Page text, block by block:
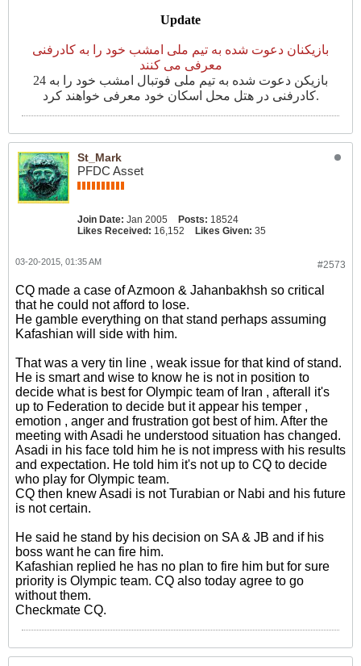
Update
بازیکنان دعوت شده به تیم ملی امشب خود را به کادرفنی
معرفی می کنند
24 بازیکن دعوت شده به تیم ملی فوتبال امشب خود را به
کادرفنی در هتل محل اسکان خود معرفی خواهند کرد.
St_Mark
PFDC Asset
Join Date: Jan 2005 Posts: 18524
Likes Received: 16,152 Likes Given: 35
#2573
03-20-2015, 01:35 AM
CQ made a case of Azmoon & Jahanbakhsh so critical
that he could not afford to lose.
He gamble everything on that stand perhaps assuming
Kafashian will side with him.
That was a very tin line , weak issue for that kind of stand.
He is smart and wise to know he is not in position to
decide what is best for Olympic team of Iran , afterall it's
up to Federation to decide but it appear his temper ,
emotion , anger and frustration got best of him. After the
meeting with Asadi he understood situation has changed.
Asadi in his face told him he is not impress with his results
and expectation. He told him it's not up to CQ to decide
who play for Olympic team.
CQ then knew Asadi is not Turabian or Nabi and his future
is not certain.
He said he stand by his decision on SA & JB and if his
boss want he can fire him.
Kafashian replied he has no plan to fire him but for sure
priority is Olympic team. CQ also today agree to go
without them.
Checkmate CQ.